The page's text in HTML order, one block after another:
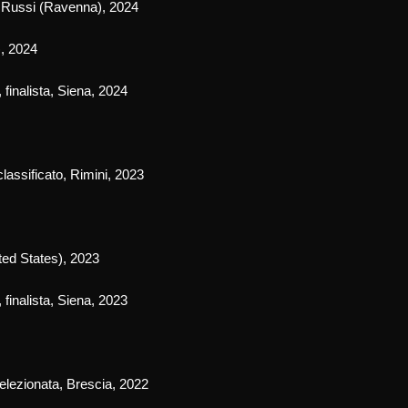
(Ravenna), 2024
2024
finalista, Siena, 2024
Rimini, 2023
States), 2023
finalista, Siena, 2023
, Brescia, 2022